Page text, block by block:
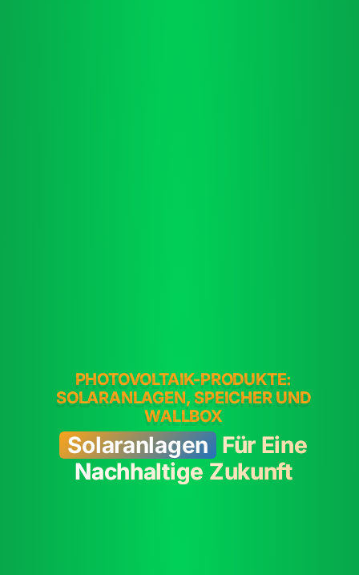
PHOTOVOLTAIK-PRODUKTE:
SOLARANLAGEN, SPEICHER UND
WALLBOX
Solaranlagen Für Eine
Nachhaltige Zukunft